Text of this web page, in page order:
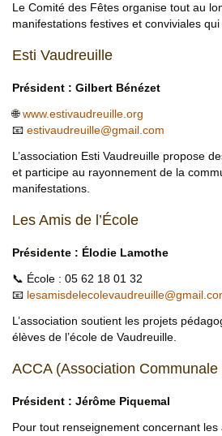
Le Comité des Fêtes organise tout au
manifestations festives et conviviales
Esti Vaudreuille
Président : Gilbert Bénézet
🌐www.estivaudreuille.org
📧 estivaudreuille@gmail.com
L’association Esti Vaudreuille propose
et participe au rayonnement de la
manifestations.
Les Amis de l’École
Présidente : Élodie Lamothe
📞 École : 05 62 18 01 32
📧 lesamisdelecolevaudreuille@
L’association soutient les projets
élèves de l’école de Vaudreuille.
ACCA (Association
Président : Jérôme Piquemal
Pour tout renseignement concernant les